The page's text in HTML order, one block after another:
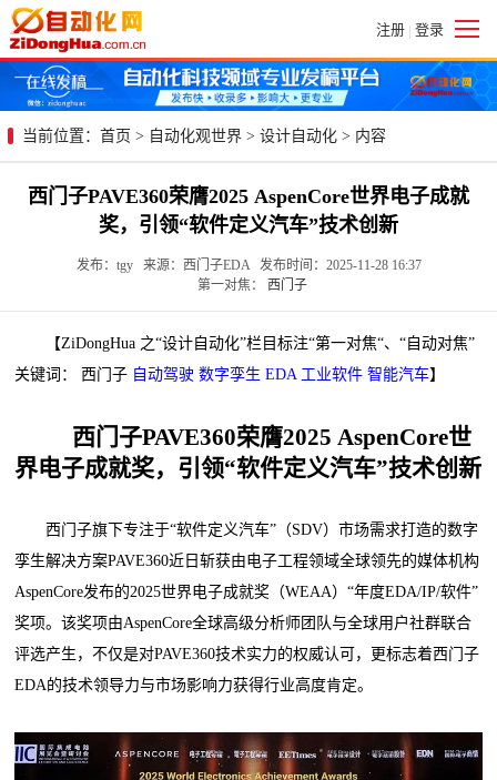
注册 | 登录
当前位置： 首页 > 自动化观世界 > 设计自动化 > 内容
西门子PAVE360荣膺2025 AspenCore世界电子成就
奖，引领“软件定义汽车”技术创新
发布：tgy 来源：西门子EDA 发布时间：2025-11-28 16:37
第一对焦： 西门子
【ZiDongHua 之“设计自动化”栏目标注“第一对焦“、“自动对焦”
关键词： 西门子 自动驾驶 数字孪生 EDA 工业软件 智能汽车】
西门子PAVE360荣膺2025 AspenCore世
界电子成就奖，引领“软件定义汽车”技术创新
西门子旗下专注于“软件定义汽车”（SDV）市场需求打造的数字
孪生解决方案PAVE360近日斩获由电子工程领域全球领先的媒体机构
AspenCore发布的2025世界电子成就奖（WEAA）“年度EDA/IP/软件”
奖项。该奖项由AspenCore全球高级分析师团队与全球用户社群联合
评选产生，不仅是对PAVE360技术实力的权威认可，更标志着西门子
EDA的技术领导力与市场影响力获得行业高度肯定。